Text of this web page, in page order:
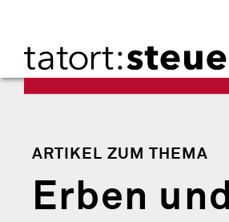
ARTIKEL ZUM THEMA
Erben